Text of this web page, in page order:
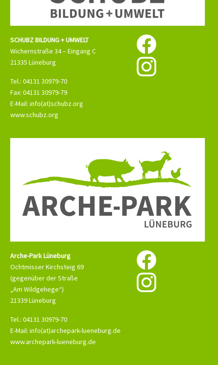
SCHUBZ BILDUNG + UMWELT
Wichernstraße 34 – Eingang C
21335 Lüneburg
Tel.: 04131 30979-70
Fax: 04131 30979-79
E-Mail: info(at)schubz.org
www.schubz.org
Arche-Park Lüneburg
Ochtmisser Kirchsteig 69
(gegenüber der Straße
„Am Wildgehege“)
21339 Lüneburg
Tel.: 04131 30979-70
E-Mail: info(at)archepark-lueneburg.de
www.archepark-lueneburg.de